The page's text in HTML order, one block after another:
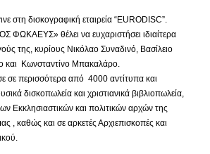
στη δισκογραφική εταιρεία “EURODISC”.
θέλει να ευχαριστήσει ιδιαίτερα
της, κυρίους Νικόλαο Συναδινό, Βασίλειο
και Κωνσταντίνο Μπακαλάρο.
σε περισσότερα από 4000 αντίτυπα και
δισκοπωλεία και χριστιανικά βιβλιοπωλεία,
Εκκλησιαστικών και πολιτικών αρχών της
, καθώς και σε αρκετές Αρχιεπισκοπές και